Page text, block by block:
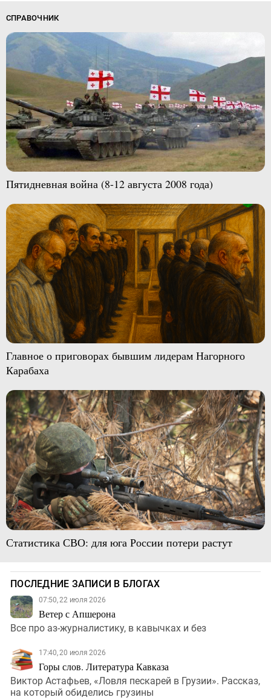
СПРАВОЧНИК
Пятидневная война (8-12 августа 2008 года)
Главное о приговорах бывшим лидерам Нагорного
Карабаха
Статистика СВО: для юга России потери растут
ПОСЛЕДНИЕ ЗАПИСИ В БЛОГАХ
07:50, 22 июля 2026
Ветер с Апшерона
Все про аз-журналистику, в кавычках и без
17:40, 20 июля 2026
Горы слов. Литература Кавказа
Виктор Астафьев, «Ловля пескарей в Грузии». Рассказ,
на который обиделись грузины